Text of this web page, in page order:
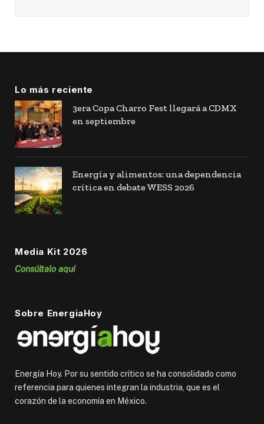
Lo más reciente
3era Copa Charro Fest llegará a CDMX
en septiembre
Energía y alimentos: una dependencia
crítica en debate WESS 2026
Media Kit 2026
Consúltalo aquí
Sobre EnergiaHoy
Energía Hoy. Por su sentido crítico se ha consolidado como
referencia para quienes integran la industria, que es el
corazón de la economía en México.